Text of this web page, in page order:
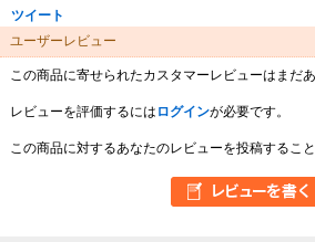
ツイート
ユーザーレビュー
この商品に寄せられたカスタマーレビューはまだあ
レビューを評価するには ログインが必要です。
この商品に対するあなたのレビューを投稿すること